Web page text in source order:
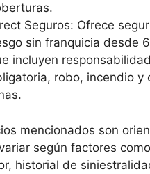
Seguros: Ofrece
sin franquicia desde
incluyen
robo, incendio y
mencionados son
según factores
historial de